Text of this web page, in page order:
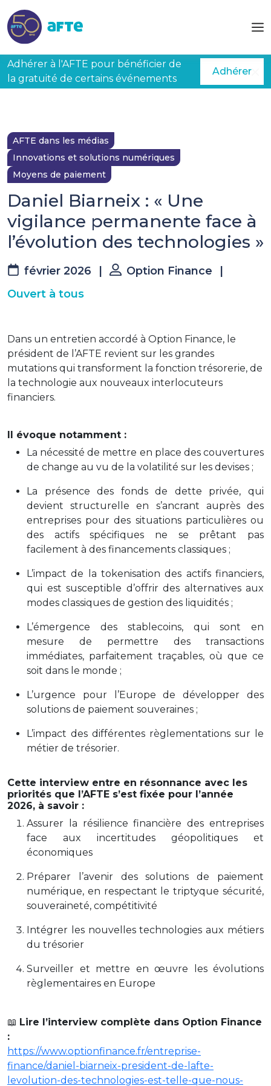
Adhérer à l'AFTE pour bénéficier de
la gratuité de certains événements
Adhérer
AFTE dans les médias
Innovations et solutions numériques
Moyens de paiement
Daniel Biarneix : « Une
vigilance permanente face à
l’évolution des technologies »
février 2026 Option Finance
Ouvert à tous
Dans un entretien accordé à Option Finance, le
président de l’AFTE revient sur les grandes
mutations qui transforment la fonction trésorerie, de
la technologie aux nouveaux interlocuteurs
financiers.
Il évoque notamment :
La nécessité de mettre en place des couvertures
de change au vu de la volatilité sur les devises ;
La présence des fonds de dette privée, qui
devient structurelle en s’ancrant auprès des
entreprises pour des situations particulières ou
des actifs spécifiques ne se prêtant pas
facilement à des financements classiques ;
L’impact de la tokenisation des actifs financiers,
qui est susceptible d’offrir des alternatives aux
modes classiques de gestion des liquidités ;
L’émergence des stablecoins, qui sont en
mesure de permettre des transactions
immédiates, parfaitement traçables, où que ce
soit dans le monde ;
L’urgence pour l’Europe de développer des
solutions de paiement souveraines ;
L’impact des différentes règlementations sur le
métier de trésorier.
Cette interview entre en résonnance avec les
priorités que l’AFTE s’est fixée pour l’année
2026, à savoir :
Assurer la résilience financière des entreprises
face aux incertitudes géopolitiques et
économiques
Préparer l’avenir des solutions de paiement
numérique, en respectant le triptyque sécurité,
souveraineté, compétitivité
Intégrer les nouvelles technologies aux métiers
du trésorier
Surveiller et mettre en œuvre les évolutions
règlementaires en Europe
📖 Lire l’interview complète dans Option Finance
:
https://www.optionfinance.fr/entreprise-
finance/daniel-biarneix-president-de-lafte-
levolution-des-technologies-est-telle-que-nous-